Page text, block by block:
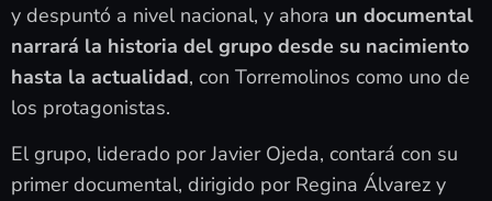
y despuntó a nivel nacional, y ahora un documental
narrará la historia del grupo desde su nacimiento
hasta la actualidad, con Torremolinos como uno de
los protagonistas.
El grupo, liderado por Javier Ojeda, contará con su
primer documental, dirigido por Regina Álvarez y